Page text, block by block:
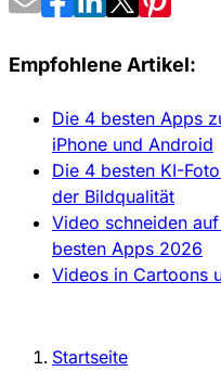
Empfohlene Artikel:
Die 4 besten Apps
iPhone und Android
Die 4 besten KI-
der Bildqualität
Video schneiden
besten Apps 2026
Videos in Cartoons
Startseite